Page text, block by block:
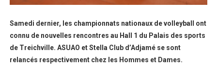
Samedi dernier, les championnats nationaux de volleyball ont
connu de nouvelles rencontres au Hall 1 du Palais des sports
de Treichville. ASUAO et Stella Club d’Adjamé se sont
relancés respectivement chez les Hommes et Dames.